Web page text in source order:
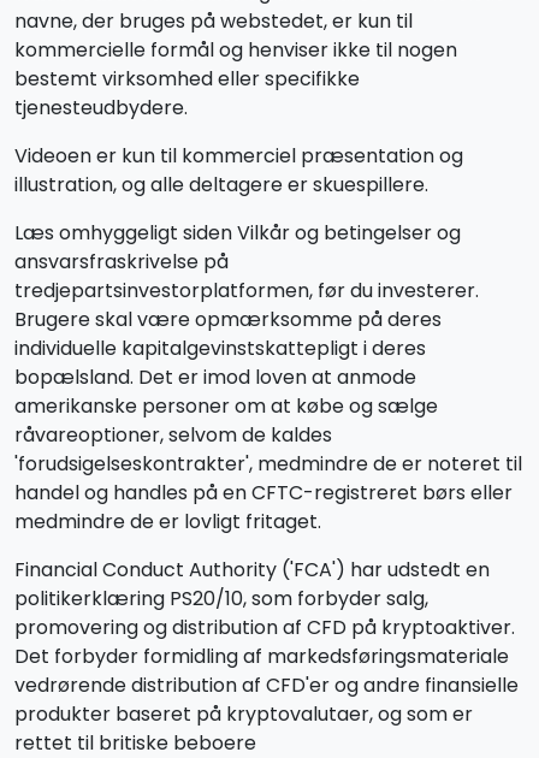
navne, der bruges på webstedet, er kun til
kommercielle formål og henviser ikke til nogen
bestemt virksomhed eller specifikke
tjenesteudbydere.
Videoen er kun til kommerciel præsentation og
illustration, og alle deltagere er skuespillere.
Læs omhyggeligt siden Vilkår og betingelser og
ansvarsfraskrivelse på
tredjepartsinvestorplatformen, før du investerer.
Brugere skal være opmærksomme på deres
individuelle kapitalgevinstskattepligt i deres
bopælsland. Det er imod loven at anmode
amerikanske personer om at købe og sælge
råvareoptioner, selvom de kaldes
'forudsigelseskontrakter', medmindre de er noteret til
handel og handles på en CFTC-registreret børs eller
medmindre de er lovligt fritaget.
Financial Conduct Authority ('FCA') har udstedt en
politikerklæring PS20/10, som forbyder salg,
promovering og distribution af CFD på kryptoaktiver.
Det forbyder formidling af markedsføringsmateriale
vedrørende distribution af CFD'er og andre finansielle
produkter baseret på kryptovalutaer, og som er
rettet til britiske beboere